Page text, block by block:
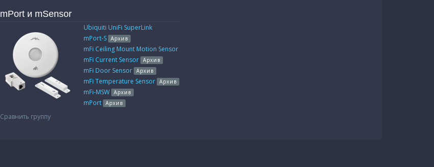
mPort и mSensor
Сравнить группу
Ubiquiti UniFi SuperLink
mPort-S Архив
mFi Ceiling Mount Motion Sensor
mFi Current Sensor Архив
mFi Door Sensor Архив
mFi Temperature Sensor Архив
mFi-MSW Архив
mPort Архив